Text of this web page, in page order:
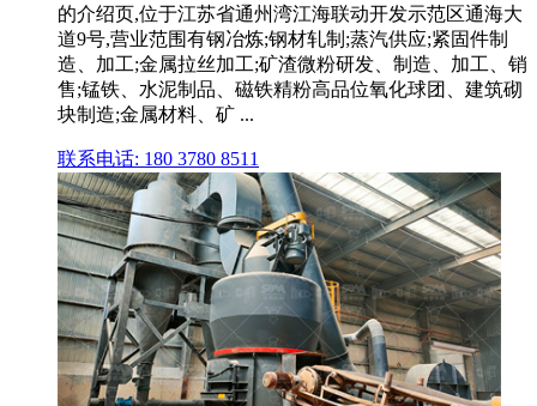
的介绍页,位于江苏省通州湾江海联动开发示范区通海大
道9号,营业范围有钢冶炼;钢材轧制;蒸汽供应;紧固件制
造、加工;金属拉丝加工;矿渣微粉研发、制造、加工、销
售;锰铁、水泥制品、磁铁精粉高品位氧化球团、建筑砌
块制造;金属材料、矿 ...
联系电话: 180 3780 8511